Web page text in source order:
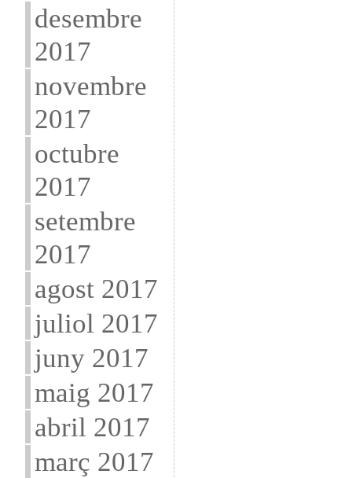
desembre
2017
novembre
2017
octubre
2017
setembre
2017
agost 2017
juliol 2017
juny 2017
maig 2017
abril 2017
març 2017